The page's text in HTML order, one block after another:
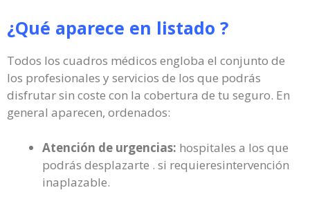
¿Qué aparece en listado ?
Todos los cuadros médicos engloba el conjunto de
los profesionales y servicios de los que podrás
disfrutar sin coste con la cobertura de tu seguro. En
general aparecen, ordenados:
Atención de urgencias: hospitales a los que
podrás desplazarte . si requieresintervención
inaplazable.